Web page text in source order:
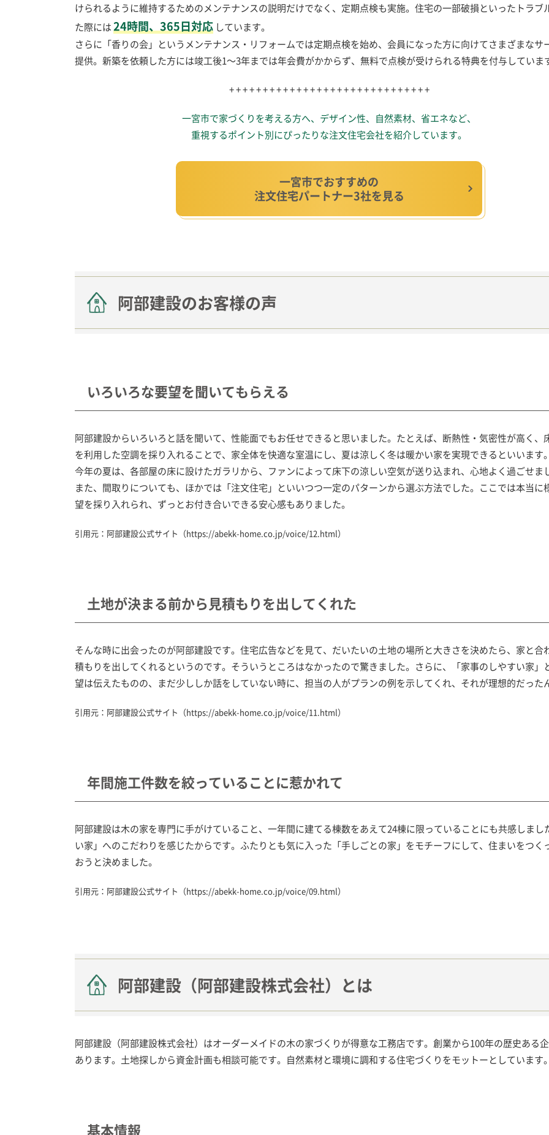
けられるように維持するためのメンテナンスの説明だけでなく、定期点検も実施。住宅の一部破損といったトラブ
た際には24時間、365日対応 しています。
さらに「香りの会」というメンテナンス・リフォームでは定期点検を始め、会員になった方に向けてさまざまなサ
提供。新築を依頼した方には竣工後1～3年までは年会費がかからず、無料で点検が受けられる特典を付与していま
+ + + + + + + + + + + + + + + + + + + + + + + + + + + + + +
一宮市で家づくりを考える方へ、 デザイン性、自然素材、省エネなど、
重視するポイント別にぴったりな注文住宅会社を紹介しています。
一宮市でおすすめの
注文住宅パートナー3社を見る
阿部建設のお客様の声
いろいろな要望を聞いてもらえる
阿部建設からいろいろと話を聞いて、性能面でもお任せできると思いました。たとえば、断熱性・気密性が高く、
を利用した空調を採り入れることで、家全体を快適な室温にし、夏は涼しく冬は暖かい家を実現できるといいます
今年の夏は、各部屋の床に設けたガラリから、ファンによって床下の涼しい空気が送り込まれ、心地よく過ごせま
また、間取りについても、ほかでは「注文住宅」といいつつ一定のパターンから選ぶ方法でした。ここでは本当に
望を採り入れられ、ずっとお付き合いできる安心感もありました。
引用元：阿部建設公式サイト（https://abekk-home.co.jp/voice/12.html）
土地が決まる前から見積もりを出してくれた
そんな時に出会ったのが阿部建設です。住宅広告などを見て、だいたいの土地の場所と大きさを決めたら、家と合
積もりを出してくれるというのです。そういうところはなかったので驚きました。さらに、「家事のしやすい家」
望は伝えたものの、まだ少ししか話をしていない時に、担当の人がプランの例を示してくれ、それが理想的だった
引用元：阿部建設公式サイト（https://abekk-home.co.jp/voice/11.html）
年間施工件数を絞っていることに惹かれて
阿部建設は木の家を専門に手がけていること、一年間に建てる棟数をあえて24棟に限っていることにも共感しまし
い家」へのこだわりを感じたからです。ふたりとも気に入った「手しごとの家」をモチーフにして、住まいをつく
おうと決めました。
引用元：阿部建設公式サイト（https://abekk-home.co.jp/voice/09.html）
阿部建設（阿部建設株式会社）とは
阿部建設（阿部建設株式会社）はオーダーメイドの木の家づくりが得意な工務店です。創業から100年の歴史ある
あります。土地探しから資金計画も相談可能です。自然素材と環境に調和する住宅づくりをモットーとしています。
基本情報